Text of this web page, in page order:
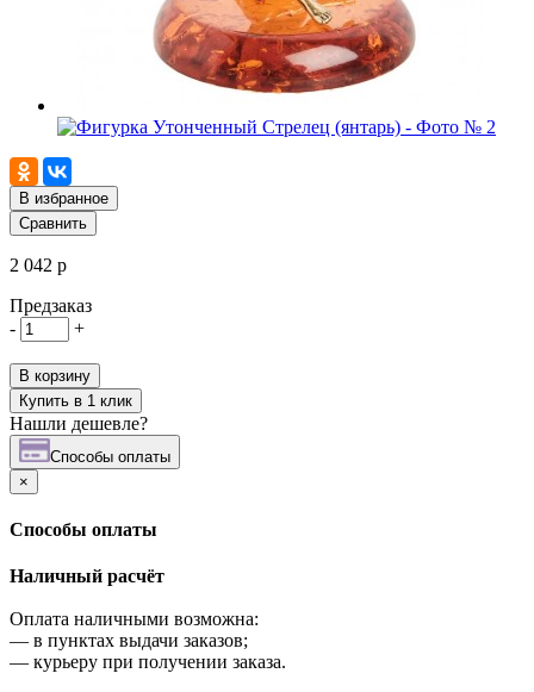
В избранное
Сравнить
2 042 р
Предзаказ
-
+
В корзину
Купить в 1 клик
Нашли дешевле?
Cпособы оплаты
×
Cпособы оплаты
Наличный расчёт
Оплата наличными возможна:
— в пунктах выдачи заказов;
— курьеру при получении заказа.